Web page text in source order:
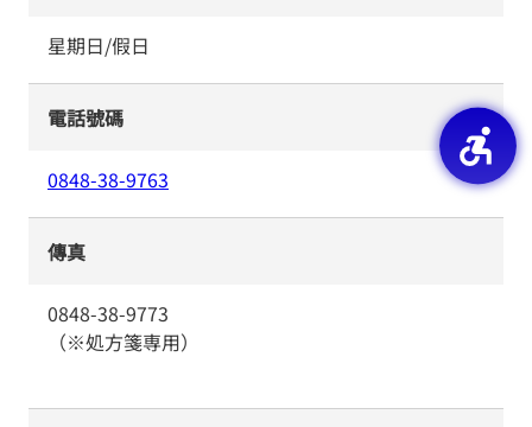
星期日/假日
電話號碼
0848-38-9763
傳真
0848-38-9773
（※処方箋専用）